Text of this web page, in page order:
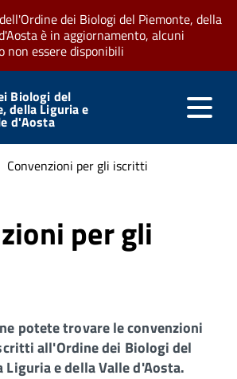
dei Biologi del Piemonte, della
è in aggiornamento, alcuni
essere disponibili
Biologi del
della Liguria e
d'Aosta
Convenzioni per gli iscritti
per gli
potete trovare le convenzioni
all'Ordine dei Biologi del
Liguria e della Valle d'Aosta.